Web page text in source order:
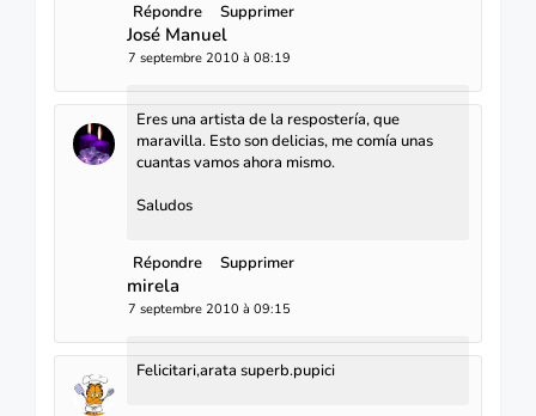
Répondre Supprimer
José Manuel
7 septembre 2010 à 08:19
Eres una artista de la respostería, que
maravilla. Esto son delicias, me comía unas
cuantas vamos ahora mismo.
Saludos
Répondre Supprimer
mirela
7 septembre 2010 à 09:15
Felicitari,arata superb.pupici